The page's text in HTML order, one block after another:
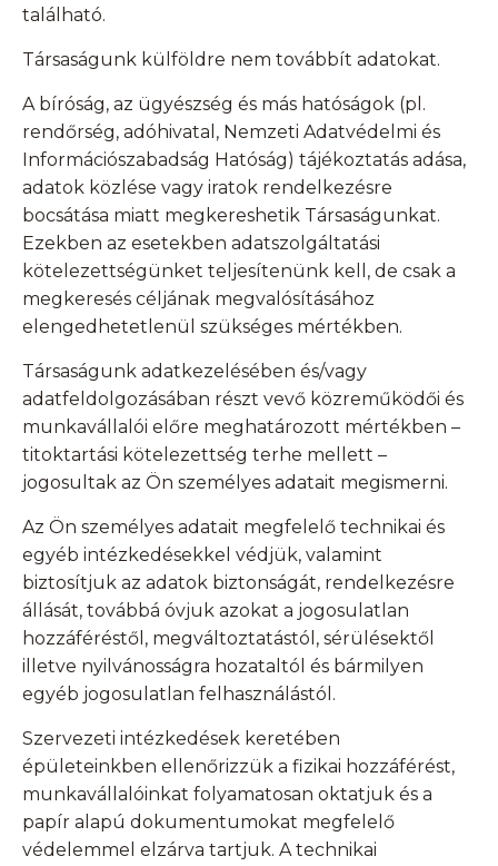
található.
Társaságunk külföldre nem továbbít adatokat.
A bíróság, az ügyészség és más hatóságok (pl.
rendőrség, adóhivatal, Nemzeti Adatvédelmi és
Információszabadság Hatóság) tájékoztatás adása,
adatok közlése vagy iratok rendelkezésre
bocsátása miatt megkereshetik Társaságunkat.
Ezekben az esetekben adatszolgáltatási
kötelezettségünket teljesítenünk kell, de csak a
megkeresés céljának megvalósításához
elengedhetetlenül szükséges mértékben.
Társaságunk adatkezelésében és/vagy
adatfeldolgozásában részt vevő közreműködői és
munkavállalói előre meghatározott mértékben –
titoktartási kötelezettség terhe mellett –
jogosultak az Ön személyes adatait megismerni.
Az Ön személyes adatait megfelelő technikai és
egyéb intézkedésekkel védjük, valamint
biztosítjuk az adatok biztonságát, rendelkezésre
állását, továbbá óvjuk azokat a jogosulatlan
hozzáféréstől, megváltoztatástól, sérülésektől
illetve nyilvánosságra hozataltól és bármilyen
egyéb jogosulatlan felhasználástól.
Szervezeti intézkedések keretében
épületeinkben ellenőrizzük a fizikai hozzáférést,
munkavállalóinkat folyamatosan oktatjuk és a
papír alapú dokumentumokat megfelelő
védelemmel elzárva tartjuk. A technikai